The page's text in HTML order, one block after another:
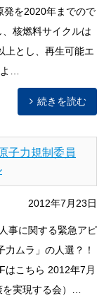
発を2020年までので
核燃料サイクルは
上とし、再生可能エ
…
続きを読む
子力規制委員
2012年7月23日
事に関する緊急アピ
ムラ」の人選？！
はこちら 2012年7月
実現する会）…